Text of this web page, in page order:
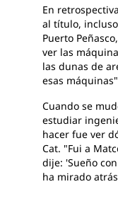
En
al título,
Puerto
ver las
las dunas de
esas
Cuando se
estudiar
hacer fue ver
Cat. "Fui a
dije: 'Sueño
ha mirado